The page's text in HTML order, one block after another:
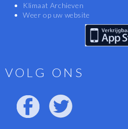
Klimaat Archieven
Weer op uw website
VOLG ONS